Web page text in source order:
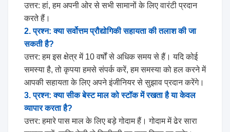
उत्तर: हां, हम अपनी ओर से सभी सामानों के लिए वारंटी प्रदान
करते हैं।
2. प्रश्न: क्या सर्वोत्तम प्रौद्योगिकी सहायता की तलाश की जा
सकती है?
उत्तर: हम इस क्षेत्र में 10 वर्षों से अधिक समय से हैं। यदि कोई
समस्या है, तो कृपया हमसे संपर्क करें, हम समस्या को हल करने में
आपकी सहायता के लिए अपने इंजीनियर से सुझाव प्रदान करेंगे।
3. प्रश्न: क्या सीक बेस्ट माल को स्टॉक में रखता है या केवल
व्यापार करता है?
उत्तर: हमारे पास माल के लिए बड़े गोदाम हैं। गोदाम में ढेर सारा